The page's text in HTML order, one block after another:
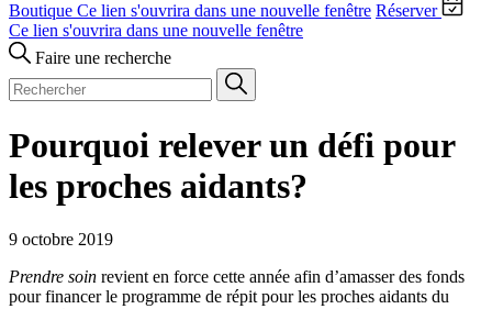
Boutique Ce lien s'ouvrira dans une nouvelle fenêtre Réserver
Ce lien s'ouvrira dans une nouvelle fenêtre
Faire une recherche
Pourquoi relever un défi pour
les proches aidants?
9 octobre 2019
Prendre soin revient en force cette année afin d’amasser des fonds
pour financer le programme de répit pour les proches aidants du